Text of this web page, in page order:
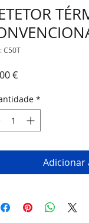
C50T
€Preço
*
Adicionar